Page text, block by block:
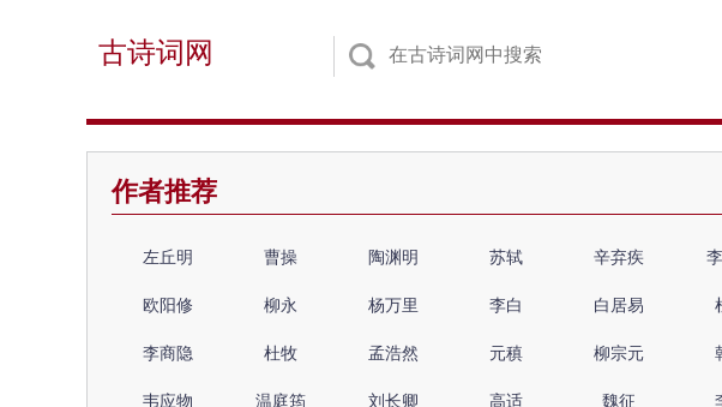
古诗词网
作者推荐
左丘明 曹操 陶渊明 苏轼 辛弃疾
欧阳修 柳永 杨万里 李白 白居易
李商隐 杜牧 孟浩然 元稹 柳宗元
韦应物 温庭筠 刘长卿 高适 魏征